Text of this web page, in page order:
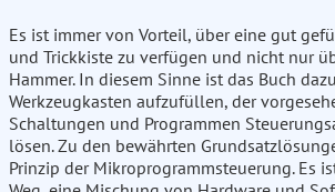
Es ist immer von Vorteil, über eine gut
und Trickkiste zu verfügen und nicht nur
Hammer. In diesem Sinne ist das Buch
Werkzeugkasten aufzufüllen, der
Schaltungen und Programmen
lösen. Zu den bewährten
Prinzip der Mikroprogrammsteuerung. Es